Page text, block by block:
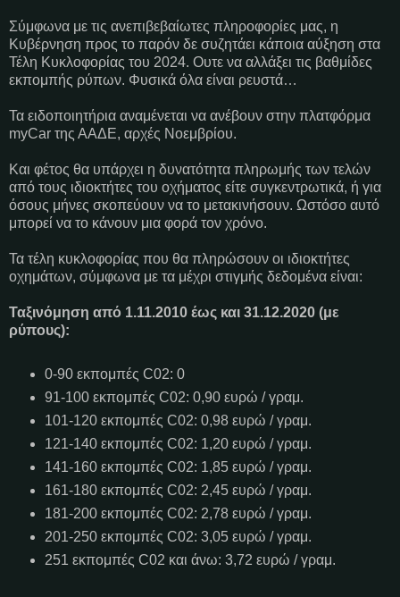
Σύμφωνα με τις ανεπιβεβαίωτες πληροφορίες μας, η
Κυβέρνηση προς το παρόν δε συζητάει κάποια αύξηση στα
Τέλη Κυκλοφορίας του 2024. Ουτε να αλλάξει τις βαθμίδες
εκπομπής ρύπων. Φυσικά όλα είναι ρευστά…
Τα ειδοποιητήρια αναμένεται να ανέβουν στην πλατφόρμα
myCar της ΑΑΔΕ, αρχές Νοεμβρίου.
Και φέτος θα υπάρχει η δυνατότητα πληρωμής των τελών
από τους ιδιοκτήτες του οχήματος είτε συγκεντρωτικά, ή για
όσους μήνες σκοπεύουν να το μετακινήσουν. Ωστόσο αυτό
μπορεί να το κάνουν μια φορά τον χρόνο.
Τα τέλη κυκλοφορίας που θα πληρώσουν οι ιδιοκτήτες
οχημάτων, σύμφωνα με τα μέχρι στιγμής δεδομένα είναι:
Ταξινόμηση από 1.11.2010 έως και 31.12.2020 (με
ρύπους):
0-90 εκπομπές C02: 0
91-100 εκπομπές C02: 0,90 ευρώ / γραμ.
101-120 εκπομπές C02: 0,98 ευρώ / γραμ.
121-140 εκπομπές C02: 1,20 ευρώ / γραμ.
141-160 εκπομπές C02: 1,85 ευρώ / γραμ.
161-180 εκπομπές C02: 2,45 ευρώ / γραμ.
181-200 εκπομπές C02: 2,78 ευρώ / γραμ.
201-250 εκπομπές C02: 3,05 ευρώ / γραμ.
251 εκπομπές C02 και άνω: 3,72 ευρώ / γραμ.